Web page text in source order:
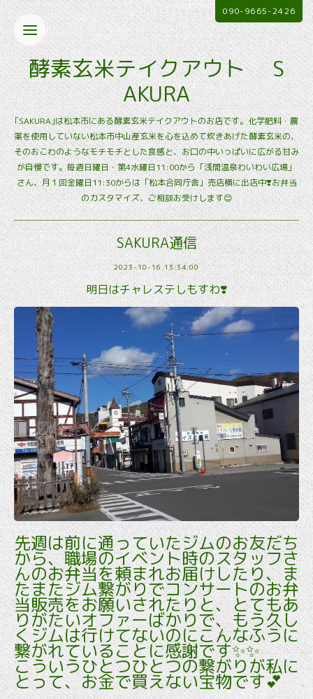
酵素玄米テイクアウト S
AKURA
｢SAKURA｣は松本市にある酵素玄米テイクアウトのお店です。化学肥料・農
薬を使用していない松本市中山産玄米を心を込めて炊きあげた酵素玄米の、
そのおこわのようなモチモチとした食感と、お口の中いっぱいに広がる甘み
が自慢です。毎週日曜日・第4水曜日11:00から「浅間温泉わいわい広場」
さん、月１回金曜日11:30からは「松本合同庁舎」売店横に出店中❣️お弁当
のカスタマイズ、ご相談お受けします😊
090-9665-2426
SAKURA通信
2023-10-16 13:34:00
明日はチャレステしもすわ❣️
先週は前に通っていたジムのお友だち
から、職場のイベント時のスタッフさ
んのお弁当を頼まれお届けしたり、ま
たまたジム繋がりでコンサートのお弁
当販売をお願いされたりと、とてもあ
りがたいオファーばかりで、もう久し
くジムは行けてないのにこんなふうに
繋がれていることに感謝です✨✨
こういうひとつひとつの繋がりが私に
とって、お金で買えない宝物です💕